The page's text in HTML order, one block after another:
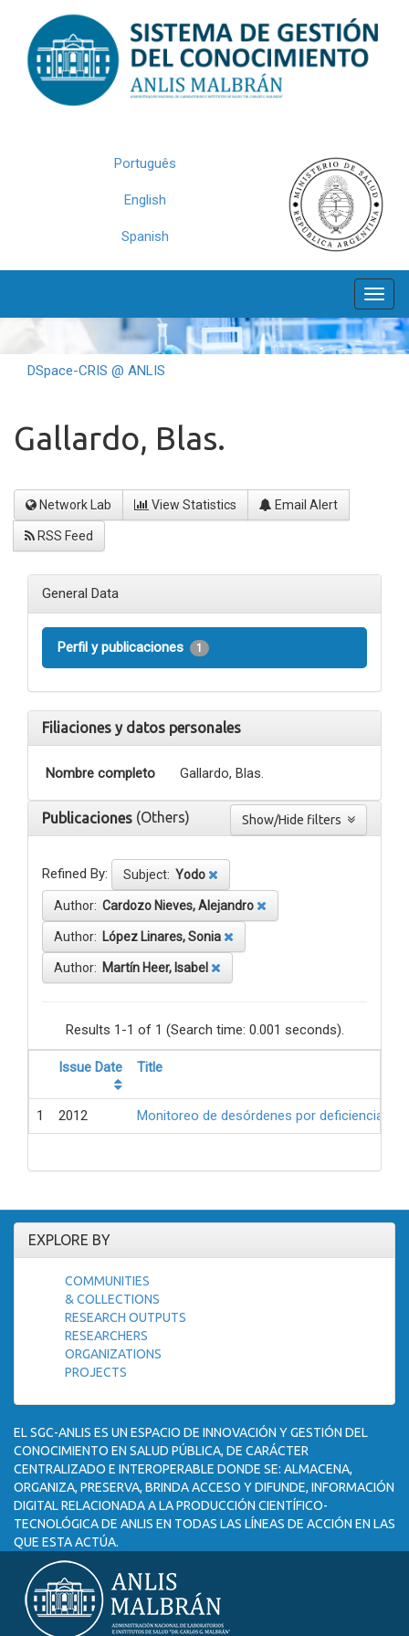
navigation
Português
English
Spanish
DSpace-CRIS @ ANLIS
Gallardo, Blas.
Network Lab View Statistics Email Alert
RSS Feed
General Data
Perfil y publicaciones 1
Filiaciones y datos personales
Nombre completo Gallardo, Blas.
Publicaciones (Others)
Refined By: Subject: Yodo
Author: Cardozo Nieves, Alejandro
Author: López Linares, Sonia
Author: Martín Heer, Isabel
Results 1-1 of 1 (Search time: 0.001 seconds).
Issue Date Title
1 2012 Monitoreo de desórdenes por deficiencia
EXPLORE BY
COMMUNITIES
& COLLECTIONS
RESEARCH OUTPUTS
RESEARCHERS
ORGANIZATIONS
PROJECTS
EL SGC-ANLIS ES UN ESPACIO DE INNOVACIÓN Y GESTIÓN DEL
CONOCIMIENTO EN SALUD PÚBLICA, DE CARÁCTER
CENTRALIZADO E INTEROPERABLE DONDE SE: ALMACENA,
ORGANIZA, PRESERVA, BRINDA ACCESO Y DIFUNDE, INFORMACIÓN
DIGITAL RELACIONADA A LA PRODUCCIÓN CIENTÍFICO-
TECNOLÓGICA DE ANLIS EN TODAS LAS LÍNEAS DE ACCIÓN EN LAS
QUE ESTA ACTÚA.